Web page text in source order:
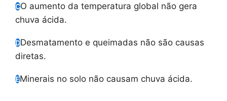
CO aumento da temperatura global não gera
chuva ácida.
DDesmatamento e queimadas não são causas
diretas.
EMinerais no solo não causam chuva ácida.